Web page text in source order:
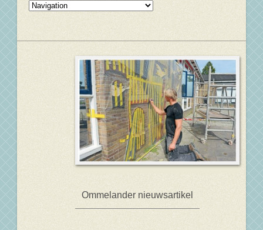
Ommelander nieuwsartikel